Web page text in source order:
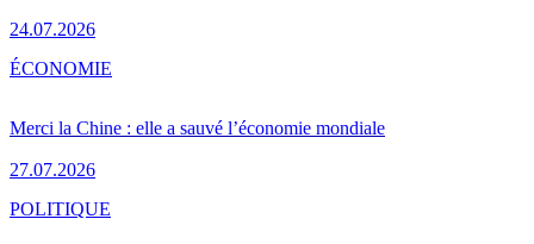
24.07.2026
Merci la Chine : elle a sauvé l’économie mondiale
27.07.2026
ÉCONOMIE
POLITIQUE